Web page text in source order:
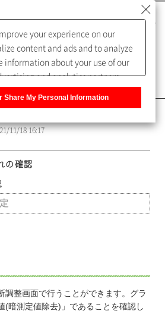
（FAQ）
11/18 16:17
の確認
調整画面で行うことができます。グラ
(暗測定値除去)」であることを確認し
your experience on our
content and ads and to analyze
information about your use of our
and analytics partners,
about you with our partners.
your cookie settings on our
Share My Personal Information